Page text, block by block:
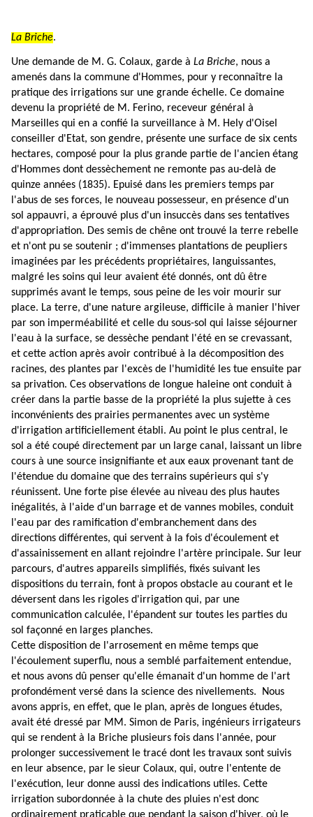
La Briche.
Une demande de M. G. Colaux, garde à La Briche, nous a
amenés dans la commune d'Hommes, pour y reconnaître la
pratique des irrigations sur une grande échelle. Ce domaine
devenu la propriété de M. Ferino, receveur général à
Marseilles qui en a confié la surveillance à M. Hely d'Oisel
conseiller d'Etat, son gendre, présente une surface de six cents
hectares, composé pour la plus grande partie de l'ancien étang
d'Hommes dont dessèchement ne remonte pas au-delà de
quinze années (1835). Epuisé dans les premiers temps par
l'abus de ses forces, le nouveau possesseur, en présence d'un
sol appauvri, a éprouvé plus d'un insuccès dans ses tentatives
d'appropriation. Des semis de chêne ont trouvé la terre rebelle
et n'ont pu se soutenir ; d'immenses plantations de peupliers
imaginées par les précédents propriétaires, languissantes,
malgré les soins qui leur avaient été donnés, ont dû être
supprimés avant le temps, sous peine de les voir mourir sur
place. La terre, d'une nature argileuse, difficile à manier l'hiver
par son imperméabilité et celle du sous-sol qui laisse séjourner
l'eau à la surface, se dessèche pendant l'été en se crevassant,
et cette action après avoir contribué à la décomposition des
racines, des plantes par l'excès de l'humidité les tue ensuite par
sa privation. Ces observations de longue haleine ont conduit à
créer dans la partie basse de la propriété la plus sujette à ces
inconvénients des prairies permanentes avec un système
d'irrigation artificiellement établi. Au point le plus central, le
sol a été coupé directement par un large canal, laissant un libre
cours à une source insignifiante et aux eaux provenant tant de
l'étendue du domaine que des terrains supérieurs qui s'y
réunissent. Une forte pise élevée au niveau des plus hautes
inégalités, à l'aide d'un barrage et de vannes mobiles, conduit
l'eau par des ramification d'embranchement dans des
directions différentes, qui servent à la fois d'écoulement et
d'assainissement en allant rejoindre l'artère principale. Sur leur
parcours, d'autres appareils simplifiés, fixés suivant les
dispositions du terrain, font à propos obstacle au courant et le
déversent dans les rigoles d'irrigation qui, par une
communication calculée, l'épandent sur toutes les parties du
sol façonné en larges planches.
Cette disposition de l'arrosement en même temps que
l'écoulement superflu, nous a semblé parfaitement entendue,
et nous avons dû penser qu'elle émanait d'un homme de l'art
profondément versé dans la science des nivellements. Nous
avons appris, en effet, que le plan, après de longues études,
avait été dressé par MM. Simon de Paris, ingénieurs irrigateurs
qui se rendent à la Briche plusieurs fois dans l'année, pour
prolonger successivement le tracé dont les travaux sont suivis
en leur absence, par le sieur Colaux, qui, outre l'entente de
l'exécution, leur donne aussi des indications utiles. Cette
irrigation subordonnée à la chute des pluies n'est donc